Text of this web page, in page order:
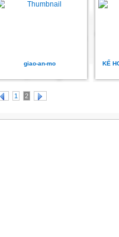
giao-an-mo KẾ
1 2